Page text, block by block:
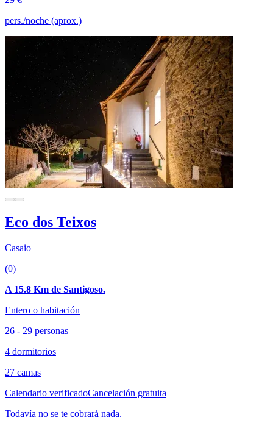
pers./noche (aprox.)
Eco dos Teixos
Casaio
(0)
A 15.8 Km de Santigoso.
Entero o habitación
26 - 29 personas
4 dormitorios
27 camas
Calendario verificadoCancelación gratuita
Todavía no se te cobrará nada.